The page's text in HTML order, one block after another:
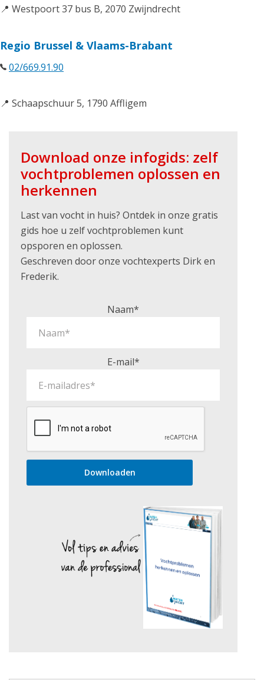
📍 Westpoort 37 bus B, 2070 Zwijndrecht
Regio Brussel & Vlaams-Brabant
02/669.91.90
📍 Schaapschuur 5, 1790 Affligem
Download onze infogids: zelf
vochtproblemen oplossen en
herkennen
Last van vocht in huis? Ontdek in onze gratis
gids hoe u zelf vochtproblemen kunt
opsporen en oplossen.
Geschreven door onze vochtexperts Dirk en
Frederik.
Naam*
E-mail*